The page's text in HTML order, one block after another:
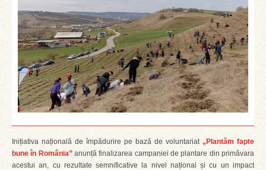
Inițiativa națională de împădurire pe bază de voluntariat „Plantăm fapte
bune în România”anunță finalizarea campaniei de plantare din primăvara
acestui an, cu rezultate semnificative la nivel național și cu un impact